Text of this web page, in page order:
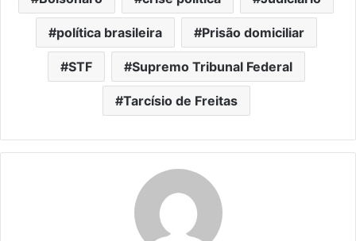
política brasileira Prisão domiciliar
STF Supremo Tribunal Federal
Tarcísio de Freitas